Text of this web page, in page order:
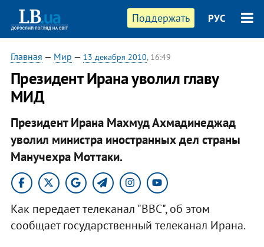
Поддержать РУС
Главная — Мир — 13 декабря 2010, 16:49
Президент Ирана уволил главу
МИД
Президент Ирана Махмуд Ахмадинеджад
уволил министра иностранных дел страны
Манучехра Моттаки.​
Как передает телеканал "ВВС", об этом
сообщает государственный телеканал Ирана.